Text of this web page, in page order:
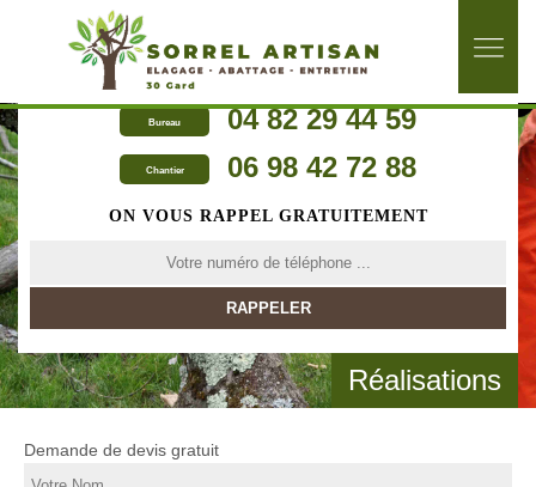
Bureau 04 82 29 44 59
Chantier 06 98 42 72 88
ON VOUS RAPPEL GRATUITEMENT
Réalisations
Demande de devis gratuit